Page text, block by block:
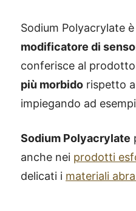
Sodium Polyacrylate
modificatore di
conferisce al
più morbido rispetto
impiegando ad
Sodium Polyacrylate
anche nei prodotti
delicati i materiali